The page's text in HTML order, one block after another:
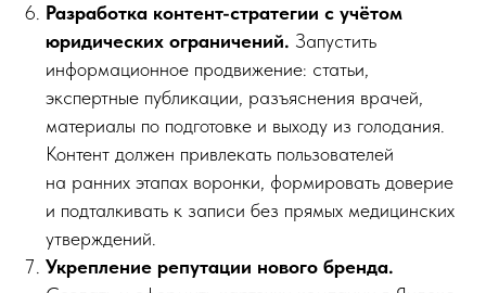
Разработка контент-стратегии с учётом
юридических ограничений. Запустить
информационное продвижение: статьи,
экспертные публикации, разъяснения врачей,
материалы по подготовке и выходу из голодания.
Контент должен привлекать пользователей
на ранних этапах воронки, формировать доверие
и подталкивать к записи без прямых медицинских
утверждений.
Укрепление репутации нового бренда.